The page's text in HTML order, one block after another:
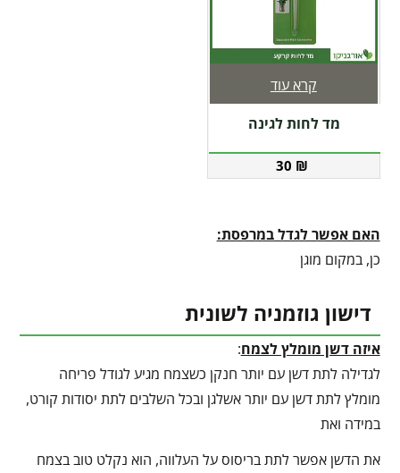
מד לחות לגינה
30 ₪
קרא עוד
האם אפשר לגדל במרפסת:
כן, במקום מוגן
דישון גוזמניה לשונית
איזה דשן מומלץ לצמח:
לגדילה לתת דשן עם יותר חנקן כשצמח מגיע לגודל פריחה
מומלץ לתת דשן עם יותר אשלגן ובכל השלבים לתת יסודות קורט,
במידה ואת
את הדשן אפשר לתת בריסוס על העלווה, הוא נקלט טוב בצמח